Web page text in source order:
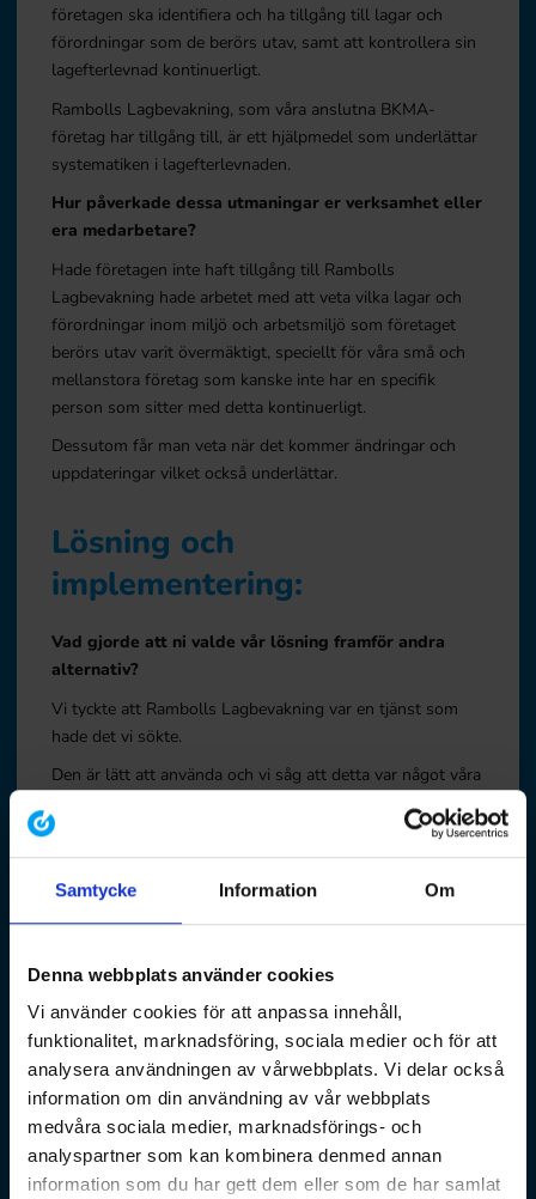
Samtycke Information Om
Denna webbplats använder cookies
Vi använder cookies för att anpassa innehåll,
funktionalitet, marknadsföring, sociala medier och för att
analysera användningen av vårwebbplats. Vi delar också
information om din användning av vår webbplats
medvåra sociala medier, marknadsförings- och
analyspartner som kan kombinera denmed annan
information som du har gett dem eller som de har samlat
företagen ska identifiera och ha tillgång till lagar och
förordningar som de berörs utav, samt att kontrollera sin
lagefterlevnad kontinuerligt.
Rambolls Lagbevakning, som våra anslutna BKMA-
företag har tillgång till, är ett hjälpmedel som underlättar
systematiken i lagefterlevnaden.
Hur påverkade dessa utmaningar er verksamhet eller
era medarbetare?
Hade företagen inte haft tillgång till Rambolls
Lagbevakning hade arbetet med att veta vilka lagar och
förordningar inom miljö och arbetsmiljö som företaget
berörs utav varit övermäktigt, speciellt för våra små och
mellanstora företag som kanske inte har en specifik
person som sitter med detta kontinuerligt.
Dessutom får man veta när det kommer ändringar och
uppdateringar vilket också underlättar.
Lösning och
implementering:
Vad gjorde att ni valde vår lösning framför andra
alternativ?
Vi tyckte att Rambolls Lagbevakning var en tjänst som
hade det vi sökte.
Den är lätt att använda och vi såg att detta var något våra
Hur upplevde ni implementeringsprocessen? (T.ex.
Vi tycker att det fungerade bra!
konto till dem.
Vi och Ramboll har löpande avstämningar och
tillsammans har vi kontinuerliga webbinarier för våra
BKMA-företag.
Resultat och effekt: